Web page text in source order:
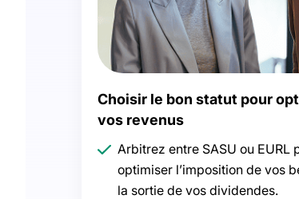
Choisir le bon statut pour
vos revenus
Arbitrez entre SASU ou EURL
optimiser l’imposition de vos
la sortie de vos dividendes.